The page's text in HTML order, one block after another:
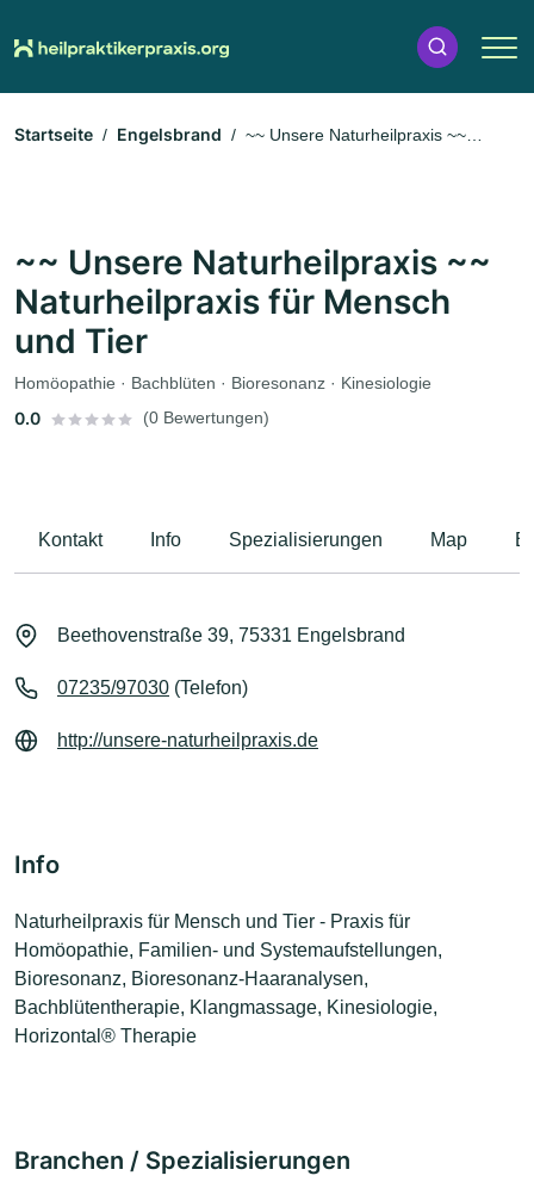
Startseite Engelsbrand
~~ Unsere Naturheilpraxis ~~
~~ Unsere Naturheilpraxis ~~
Naturheilpraxis für Mensch
und Tier
Homöopathie · Bachblüten · Bioresonanz · Kinesiologie
0.0 (0 Bewertungen)
Kontakt Info Spezialisierungen Map
Beethovenstraße 39, 75331 Engelsbrand
07235/97030 (Telefon)
http://unsere-naturheilpraxis.de
Info
Naturheilpraxis für Mensch und Tier - Praxis für
Homöopathie, Familien- und Systemaufstellungen,
Bioresonanz, Bioresonanz-Haaranalysen,
Bachblütentherapie, Klangmassage, Kinesiologie,
Horizontal® Therapie
Branchen / Spezialisierungen